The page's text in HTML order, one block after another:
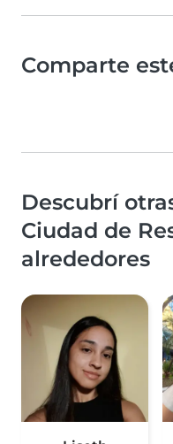
Comparte
Descubrí
Ciudad de
alrededores